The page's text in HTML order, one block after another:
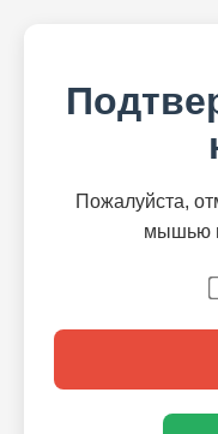
Пожалуйста,
мышью